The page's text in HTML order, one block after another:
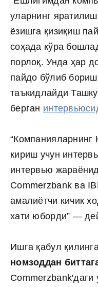
уларнинг
ёзишга қизиқиш
соҳада кўра
порлоқ. Унда ҳар
пайдо бўлиб
таъкидлайди
берган
кириш учун
интервью
Commerzbank ва
амалиётчи кичик
хати юборди” —
Ишга қабул
номзоддан
Commerzbank'даги